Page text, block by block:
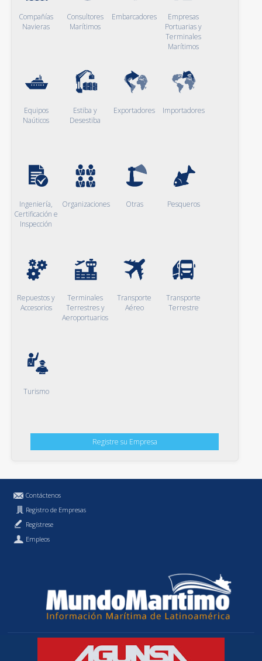
Compañías
Navieras
Consultores
Marítimos
Embarcadores
Empresas
Portuarias y
Terminales
Marítimos
Equipos
Naúticos
Estiba y
Desestiba
Exportadores Importadores
Ingeniería,
Certificación e
Inspección
Organizaciones Otras Pesqueros
Repuestos y
Accesorios
Terminales
Terrestres y
Aeroportuarios
Transporte
Aéreo
Transporte
Terrestre
Turismo
Registre su Empresa
Contáctenos
Registro de Empresas
Regístrese
Empleos
Política de Privacidad
MundoMaritimo.cl es una marca registrada de MundoMaritimo Ltda.